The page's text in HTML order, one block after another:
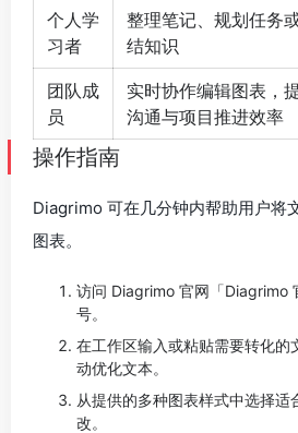
个人学
习者
整理笔记、规划任务
结知识
团队成
员
实时协作编辑图表，
沟通与项目推进效率
操作指南
Diagrimo 可在几分钟内帮助用户将
图表。
访问 Diagrimo 官网「Diagrimo
号。
在工作区输入或粘贴需要转化的
动优化文本。
从提供的多种图表样式中选择适
改。